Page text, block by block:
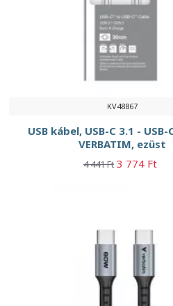
KV48867
USB kábel, USB-C 3.1 - USB-
VERBATIM, ezüst
4 441 Ft 3 774 Ft